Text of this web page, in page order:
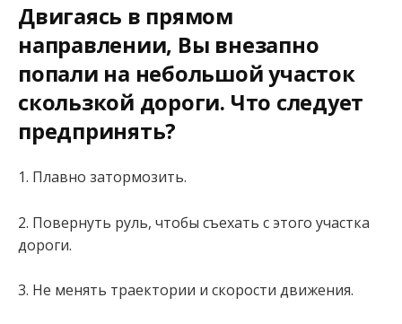
Двигаясь в прямом
направлении, Вы внезапно
попали на небольшой участок
скользкой дороги. Что следует
предпринять?
1. Плавно затормозить.
2. Повернуть руль, чтобы съехать с этого участка
дороги.
3. Не менять траектории и скорости движения.